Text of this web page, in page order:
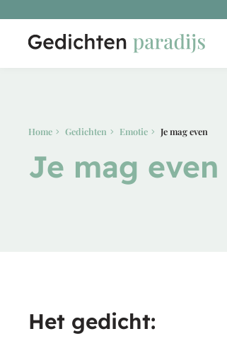
Home Gedichten Emotie Je mag even
Je mag even
Het gedicht: